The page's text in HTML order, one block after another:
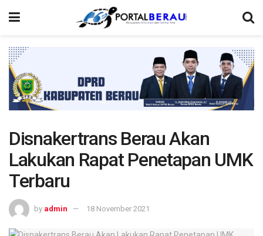
Disnakertrans Berau Akan
Lakukan Rapat Penetapan UMK
Terbaru
by admin 18 November 2021